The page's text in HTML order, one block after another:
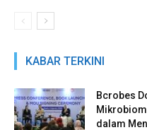
KABAR TERKINI
Bcrobes
dalam